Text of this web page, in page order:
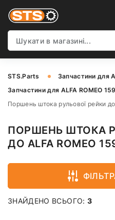
STS.Parts
Запчастини для
Запчастини для ALFA ROMEO 159
Поршень штока рульової рейки
ПОРШЕНЬ ШТОКА
ДО ALFA ROMEO
ЗНАЙДЕНО ВСЬОГО: 3